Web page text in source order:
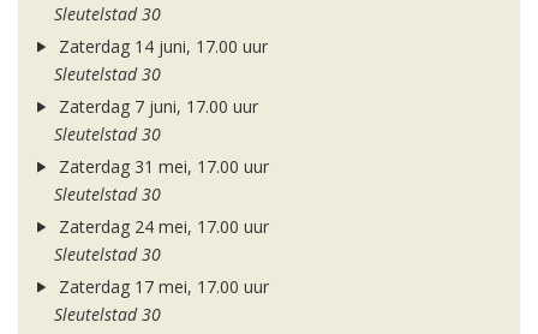
Sleutelstad 30
Zaterdag 14 juni, 17.00 uur
Sleutelstad 30
Zaterdag 7 juni, 17.00 uur
Sleutelstad 30
Zaterdag 31 mei, 17.00 uur
Sleutelstad 30
Zaterdag 24 mei, 17.00 uur
Sleutelstad 30
Zaterdag 17 mei, 17.00 uur
Sleutelstad 30